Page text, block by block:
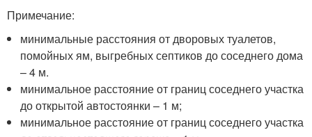
Примечание:
минимальные расстояния от дворовых туалетов,
помойных ям, выгребных септиков до соседнего дома
– 4 м.
минимальное расстояние от границ соседнего участка
до открытой автостоянки – 1 м;
минимальное расстояние от границ соседнего участка